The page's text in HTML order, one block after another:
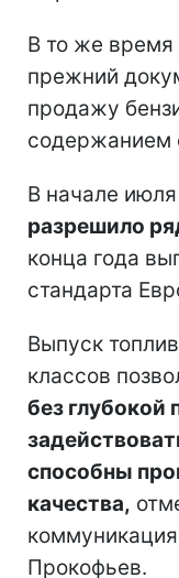
В то же время
прежний
продажу
содержанием
В начале
разрешило
конца года
стандарта
Выпуск
классов
без глубокой
способны
качества,
Прокофьев.